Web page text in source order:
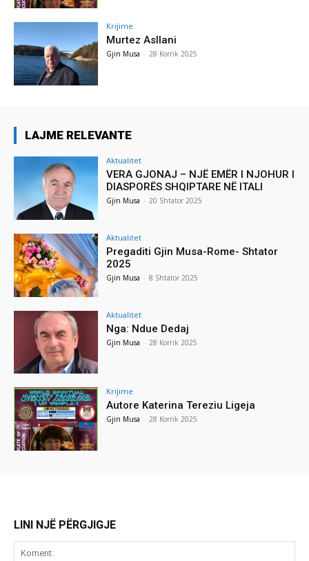
Krijime
Murtez Asllani
Gjin Musa - 28 Korrik 2025
LAJME RELEVANTE
Aktualitet
VERA GJONAJ – NJË EMËR I NJOHUR I
DIASPORËS SHQIPTARE NË ITALI
Gjin Musa - 20 Shtator 2025
Aktualitet
Pregaditi Gjin Musa-Rome- Shtator
2025
Gjin Musa - 8 Shtator 2025
Aktualitet
Nga: Ndue Dedaj
Gjin Musa - 28 Korrik 2025
Krijime
Autore Katerina Tereziu Ligeja
Gjin Musa - 28 Korrik 2025
LINI NJË PËRGJIGJE